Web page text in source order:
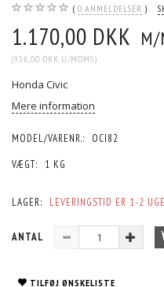
0 ANMELDELSER
1.170,00 DKK M/
(936,00 DKK U/MOMS)
Honda Civic
Mere information
MODEL/VARENR.:
OCI82
VÆGT:
1 KG
LAGER: LEVERINGSTID ER 1-2
ANTAL
TILFØJ ØNSKELISTE